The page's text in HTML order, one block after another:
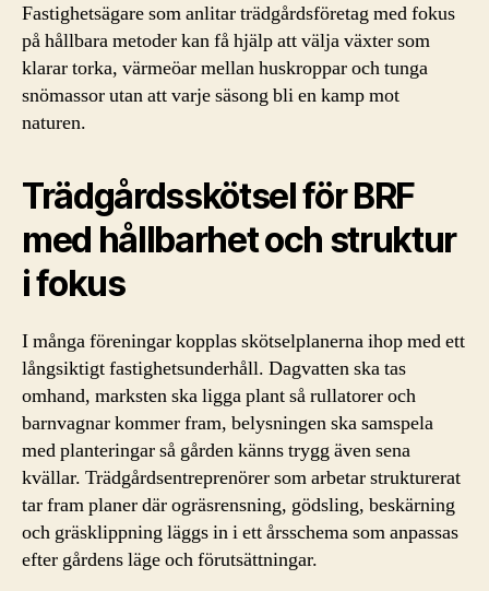
Fastighetsägare som anlitar trädgårdsföretag med fokus
på hållbara metoder kan få hjälp att välja växter som
klarar torka, värmeöar mellan huskroppar och tunga
snömassor utan att varje säsong bli en kamp mot
naturen.
Trädgårdsskötsel för BRF
med hållbarhet och struktur
i fokus
I många föreningar kopplas skötselplanerna ihop med ett
långsiktigt fastighetsunderhåll. Dagvatten ska tas
omhand, marksten ska ligga plant så rullatorer och
barnvagnar kommer fram, belysningen ska samspela
med planteringar så gården känns trygg även sena
kvällar. Trädgårdsentreprenörer som arbetar strukturerat
tar fram planer där ogräsrensning, gödsling, beskärning
och gräsklippning läggs in i ett årsschema som anpassas
efter gårdens läge och förutsättningar.